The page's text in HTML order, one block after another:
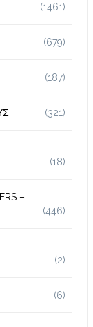
(1461)
(679)
(187)
(321)
(18)
–
(446)
(2)
(6)